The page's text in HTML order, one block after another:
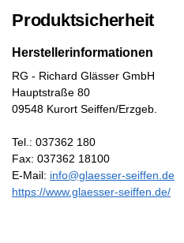
Produktsicherheit
Herstellerinformationen
RG - Richard Glässer GmbH
Hauptstraße 80
09548 Kurort Seiffen/Erzgeb.
Tel.: 037362 180
Fax: 037362 18100
E-Mail: info@glaesser-seiffen.de
https://www.glaesser-seiffen.de/